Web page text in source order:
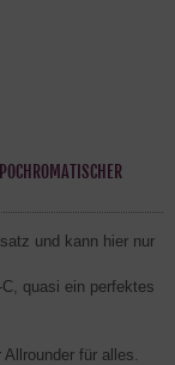
und kann hier nur
quasi ein perfektes
für alles.